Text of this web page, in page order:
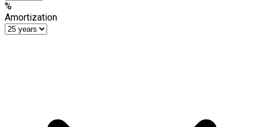
%
Amortization